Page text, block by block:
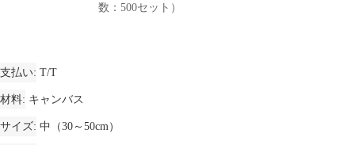
数：500セット）
支払い T/T
材料 キャンバス
サイズ 中（30～50cm）